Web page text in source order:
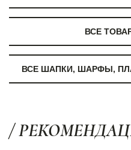
ВСЕ
ВСЕ ШАПКИ, ШАРФЫ,
/